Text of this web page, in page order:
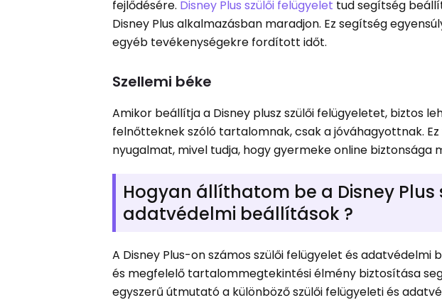
fejlődésére. Disney Plus szülői felügyelet tud segítség
Disney Plus alkalmazásban maradjon. Ez segítség
egyéb tevékenységekre fordított időt.
Szellemi béke
Amikor beállítja a Disney plusz szülői felügyeletet, biztos
felnőtteknek szóló tartalomnak, csak a jóváhagyottnak.
nyugalmat, mivel tudja, hogy gyermeke online biztonsága
Hogyan állíthatom be a Disney Plus
adatvédelmi beállítások ?
A Disney Plus-on számos szülői felügyelet és
és megfelelő tartalommegtekintési élmény biztosítása
egyszerű útmutató a különböző szülői felügyeleti és